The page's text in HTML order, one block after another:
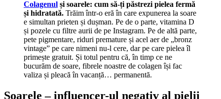
Colagenul și soarele: cum să-ți păstrezi pielea fermă
și hidratată. Trăim într-o eră în care expunerea la soare
e simultan prieten și dușman. Pe de o parte, vitamina D
și pozele cu filtre aurii de pe Instagram. Pe de altă parte,
pete pigmentare, riduri premature și acel aer de „bronz
vintage” pe care nimeni nu-l cere, dar pe care pielea îl
primește gratuit. Și totul pentru că, în timp ce ne
bucurăm de soare, fibrele noastre de colagen își fac
valiza și pleacă în vacanță… permanentă.
Soarele – influencer-ul negativ al pielii